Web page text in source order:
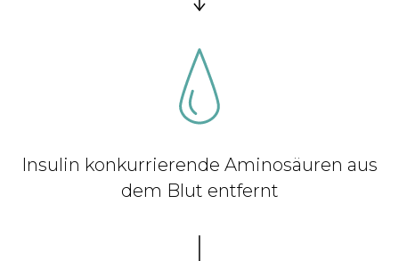
Insulin konkurrierende Aminosäuren aus
dem Blut entfernt